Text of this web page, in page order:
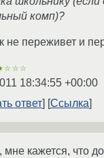
комп)?
не переживет и
18:34:55 +00:00
ответ
Ссылка
мне кажется, что